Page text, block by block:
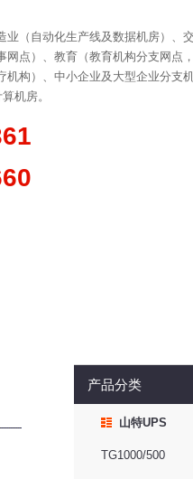
（自动化生产线及数据机房）、
点）、教育（教育机构分支网点
构）、中小企业及大型企业分支
机房。
产品分类
山特UPS
TG1000/500